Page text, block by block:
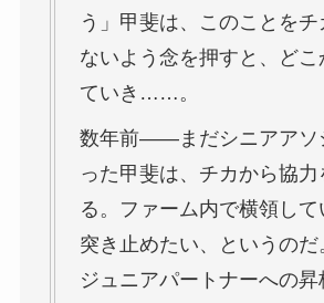
う」甲斐は、このことをチ
ないよう念を押すと、どこ
ていき……。
数年前――まだシニアアソ
った甲斐は、チカから協
る。ファーム内で横領して
突き止めたい、というのだ
ジュニアパートナーへの